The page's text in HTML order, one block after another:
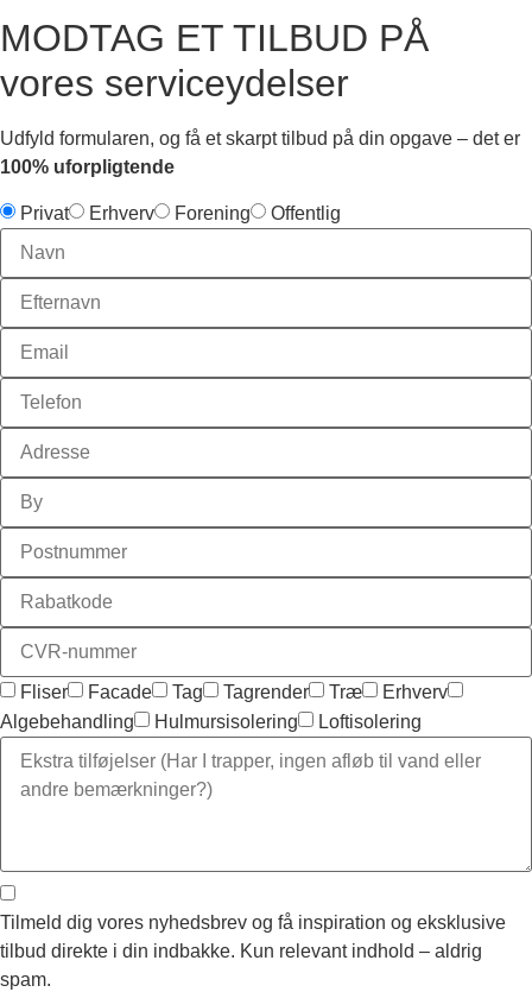
MODTAG ET TILBUD PÅ
vores serviceydelser
Udfyld formularen, og få et skarpt tilbud på din opgave – det er
100% uforpligtende
Privat Erhverv Forening Offentlig
Fliser Facade Tag Tagrender Træ
Erhverv
Algebehandling
Hulmursisolering Loftisolering
Tilmeld dig vores nyhedsbrev og få inspiration og eksklusive
tilbud direkte i din indbakke. Kun relevant indhold – aldrig
spam.